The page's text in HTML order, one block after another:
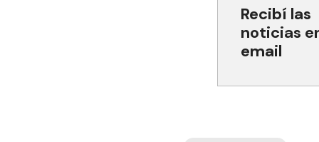
Recibí las
noticias
email